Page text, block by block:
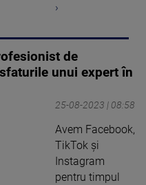
›
de
unui expert în
25-08-2023 | 08:58
Avem Facebook,
TikTok și
Instagram
pentru timpul